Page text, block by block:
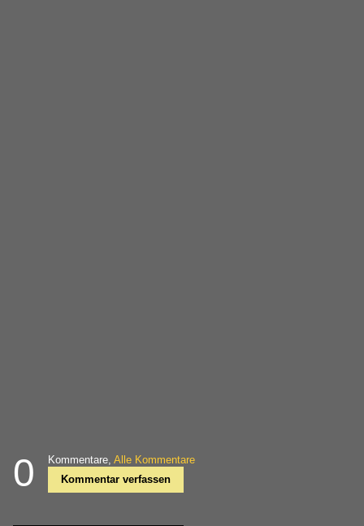
0 Kommentare, Alle Kommentare
Kommentar verfassen